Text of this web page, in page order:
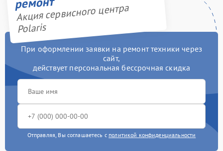
Акция сервисного центра
Polaris
При оформлении заявки на ремонт техники через
сайт,
действует персональная бессрочная скидка
Отправляя, Вы соглашаетесь с политикой конфиденциальности